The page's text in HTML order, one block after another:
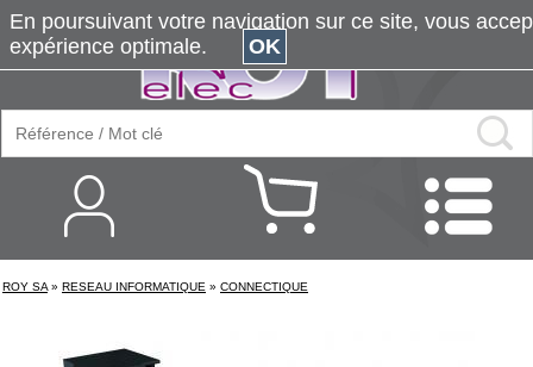
ROY SA » RESEAU INFORMATIQUE » CONNECTIQUE
En poursuivant votre navigation sur ce site, vous
expérience optimale.
OK